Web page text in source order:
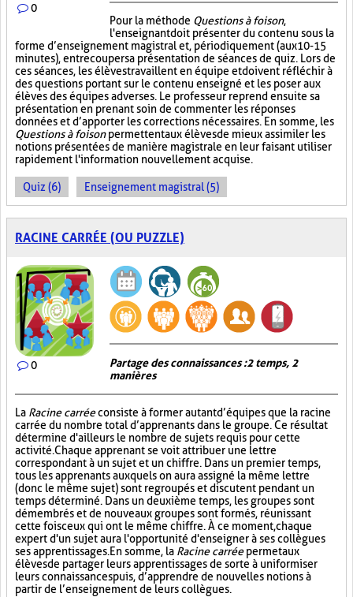
0
Pour la méthode Questions à foison,
l'enseignant doit présenter du contenu sous la
forme d’enseignement magistral et, périodiquement (aux 10-15
minutes), entrecouper sa présentation de séances de quiz. Lors de
ces séances, les élèves travaillent en équipe et doivent réfléchir à
des questions portant sur le contenu enseigné et les poser aux
élèves des équipes adverses. Le professeur reprend ensuite sa
présentation en prenant soin de commenter les réponses
données et d’apporter les corrections nécessaires. En somme, les
Questions à foisonpermettent aux élèves de mieux assimiler les
notions présentées de manière magistrale en leur faisant utiliser
rapidement l'information nouvellement acquise.
Quiz (6) Enseignement magistral (5)
RACINE CARRÉE (OU PUZZLE)
0
Partage des connaissances : 2 temps, 2
manières
La Racine carréeconsiste à former autant d’équipes que la racine
carrée du nombre total d’apprenants dans le groupe. Ce résultat
détermine d'ailleurs le nombre de sujets requis pour cette
activité. Chaque apprenant se voit attribuer une lettre
correspondant à un sujet et un chiffre. Dans un premier temps,
tous les apprenants auxquels on aura assigné la même lettre
(donc le même sujet) sont regroupés et discutent pendant un
temps déterminé. Dans un deuxième temps, les groupes sont
démembrés et de nouveaux groupes sont formés, réunissant
cette fois ceux qui ont le même chiffre. À ce moment, chaque
expert d'un sujet aura l'opportunité d'enseigner à ses collègues
ses apprentissages. En somme, la Racine carréepermet aux
élèves de partager leurs apprentissages de sorte à uniformiser
leurs connaissances puis, d’apprendre de nouvelles notions à
partir de l’enseignement de leurs collègues.